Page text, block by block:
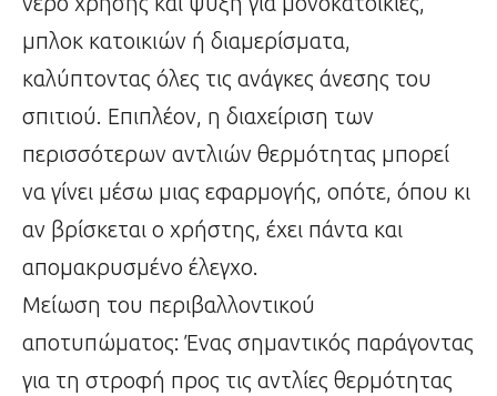
μπλοκ κατοικιών ή διαμερίσματα,
καλύπτοντας όλες τις ανάγκες άνεσης του
σπιτιού. Επιπλέον, η διαχείριση των
περισσότερων αντλιών θερμότητας μπορεί
να γίνει μέσω μιας εφαρμογής, οπότε, όπου κι
αν βρίσκεται ο χρήστης, έχει πάντα και
απομακρυσμένο έλεγχο.
Μείωση του περιβαλλοντικού
αποτυπώματος: Ένας σημαντικός παράγοντας
για τη στροφή προς τις αντλίες θερμότητας